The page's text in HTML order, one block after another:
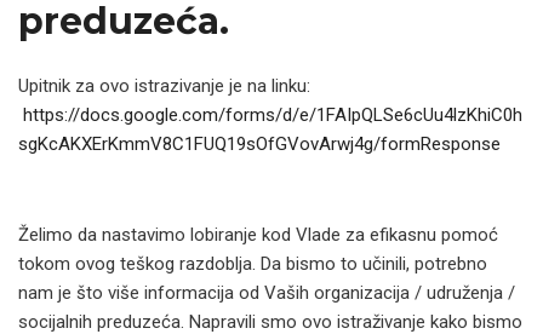
preduzeća.
Upitnik za ovo istrazivanje je na linku:
https://docs.google.com/forms/d/e/1FAIpQLSe6cUu4lzKhiC0h
sgKcAKXErKmmV8C1FUQ19sOfGVovArwj4g/formResponse
Želimo da nastavimo lobiranje kod Vlade za efikasnu pomoć
tokom ovog teškog razdoblja. Da bismo to učinili, potrebno
nam je što više informacija od Vaših organizacija / udruženja /
socijalnih preduzeća. Napravili smo ovo istraživanje kako bismo